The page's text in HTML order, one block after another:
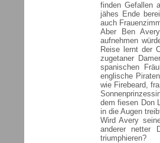
finden Gefallen
jähes Ende
auch
Aber Ben
aufnehmen
Reise lernt der
zugetaner
spanischen
englische
wie Firebeard,
dem fiesen Don
in die Augen
Wird Avery
anderer netter
triumphieren?